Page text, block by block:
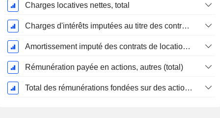
Charges locatives nettes, total
Charges d'intérêts imputées au titre des contrats de location
Amortissement imputé des contrats de location simple
Rémunération payée en actions, autres (total)
Total des rémunérations fondées sur des actions